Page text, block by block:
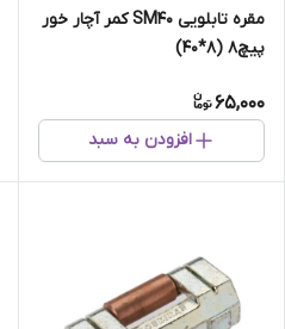
مقره تابلویی SM40 کمر آچار خور
پیچ8 (8*40)
65,000
افزودن به سبد